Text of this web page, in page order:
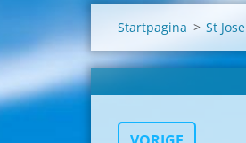
Startpagina > St